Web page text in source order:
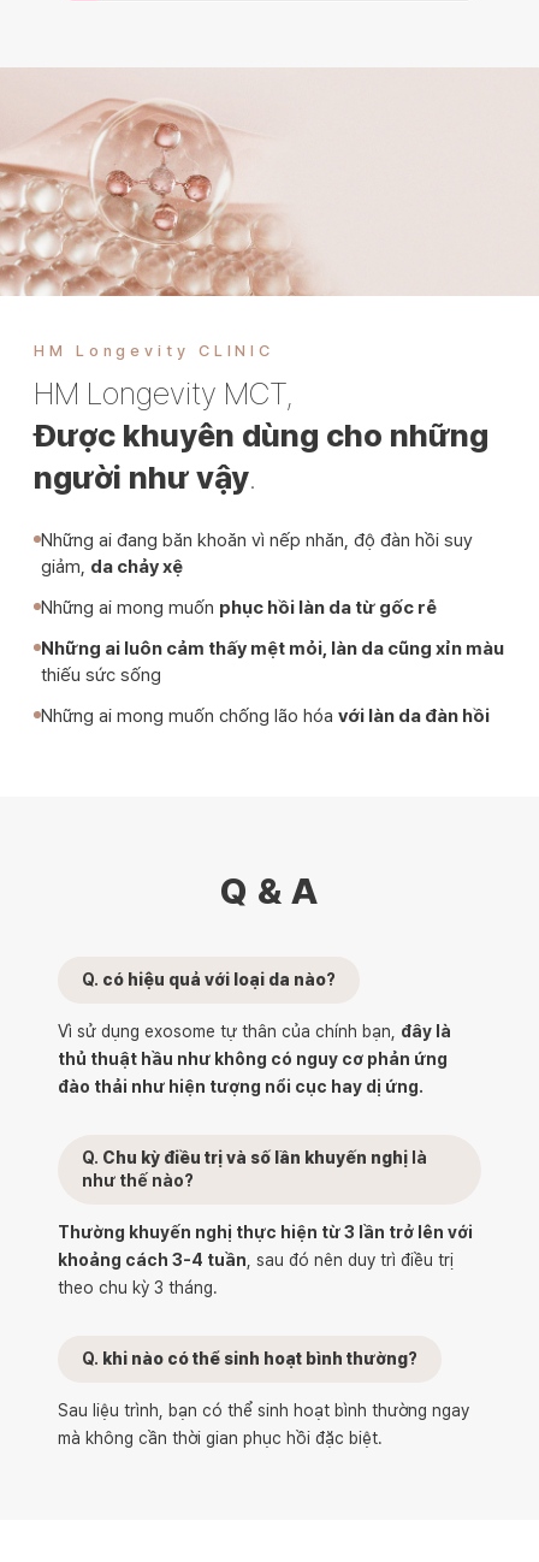
HM Longevity CLINIC
HM Longevity MCT,
Được khuyên dùng cho những
người như vậy.
Những ai đang băn khoăn vì nếp nhăn, độ đàn hồi suy
giảm, da chảy xệ
Những ai mong muốn phục hồi làn da từ gốc rễ
Những ai luôn cảm thấy mệt mỏi, làn da cũng xỉn màu
thiếu sức sống
Những ai mong muốn chống lão hóa với làn da đàn hồi
Q & A
Q. có hiệu quả với loại da nào?
Vì sử dụng exosome tự thân của chính bạn, đây là
thủ thuật hầu như không có nguy cơ phản ứng
đào thải như hiện tượng nổi cục hay dị ứng.
Q. Chu kỳ điều trị và số lần khuyến nghị là
như thế nào?
Thường khuyến nghị thực hiện từ 3 lần trở lên với
khoảng cách 3-4 tuần , sau đó nên duy trì điều trị
theo chu kỳ 3 tháng.
Q. khi nào có thể sinh hoạt bình thường?
Sau liệu trình, bạn có thể sinh hoạt bình thường ngay
mà không cần thời gian phục hồi đặc biệt.